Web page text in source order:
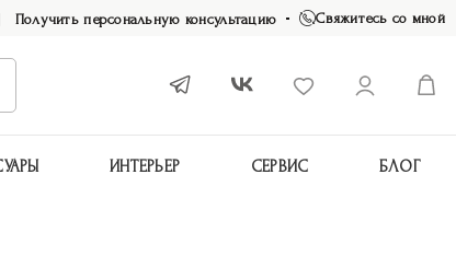
Получить персональную консультацию Свяжитесь со мной
ИНТЕРЬЕР СЕРВИС БЛОГ